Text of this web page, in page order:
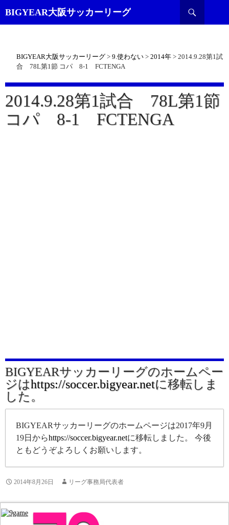
BIGYEAR大阪サッカーリーグ
索
BIGYEAR大阪サッカーリーグ > 9.使わない > 2014年 > 2014.9.28第1試
合 78L第1節 コパ 8-1 FCTENGA
2014.9.28第1試合 78L第1節
コパ 8-1 FCTENGA
BIGYEARサッカーリーグのホームペー
ジはhttps://soccer.bigyear.netに移転しま
した。
BIGYEARサッカーリーグのホームページは2017年9月
19日からhttps://soccer.bigyear.netに移転しました。 今後
ともどうぞよろしくお願いします。
2014年8月26日 リーグ事務局代表者